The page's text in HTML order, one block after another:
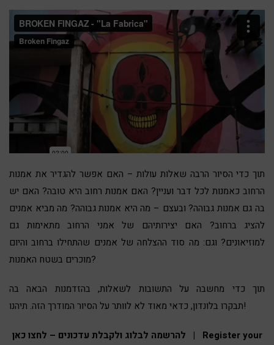
תוך כדי הסיור הרבה שאלות עולות – האם אפשר להגדיר את אמנות
הרחוב כאמנות לכל דבר ועניין? האם אמנות רחוב היא טובה? האם יש
בה גם אמנות גבוהה? ובעצם – מה היא אמנות גבוהה? מה מביא אמנים
להציג ברחוב? האם יצירותיהם של אמני הרחוב מתאימות גם
למוזיאונים? וגם: מה סוד ההצלחה של אמנים שהתחילו ברחוב והיום
מוכרים בשטח האמנות?
תוך כדי מחשבה על התשובות לשאלות, בהזדמנות הבאה בה
תבקרו בלונדון, כדאי מאוד לא לוותר על הסיור המודרך הזה. תיהנו!
להרשמה לבלוג ולקבלת עדכונים – לחצו כאן | Register your